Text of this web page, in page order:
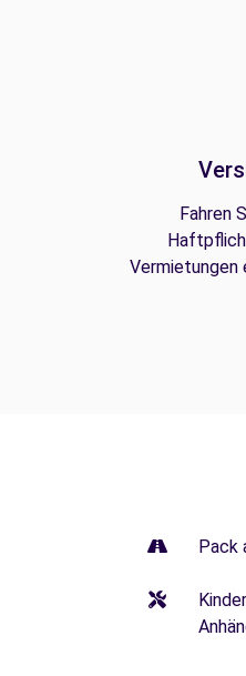
Fahren
Vermietungen
Pack